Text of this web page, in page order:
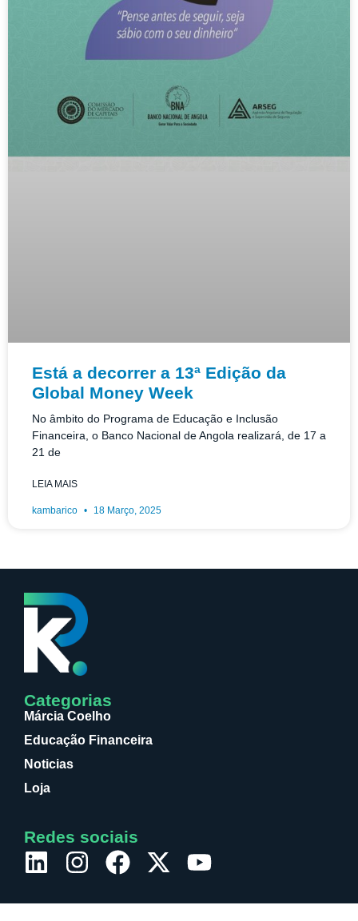
Está a decorrer a 13ª Edição da
Global Money Week
No âmbito do Programa de Educação e Inclusão
Financeira, o Banco Nacional de Angola realizará, de 17 a
21 de
LEIA MAIS
kambarico 18 Março, 2025
Categorias
Márcia Coelho
Educação Financeira
Noticias
Loja
Redes sociais